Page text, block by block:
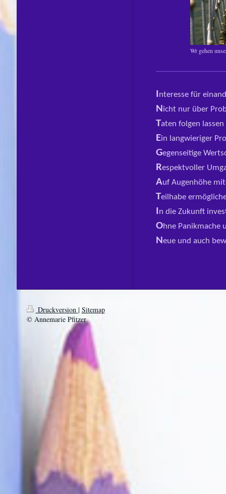
Wr gehen
nteresse für
N icht nur über
Taten folgen lassen
Ein langwieriger
Gegenseitige
Respektvoller
Auf Augenhöhe
Teilhabe
n die Zukunft
Ohne Panikmache
Neue und auch
Druckversion | Sitemap
© Annemarie Pfitzer